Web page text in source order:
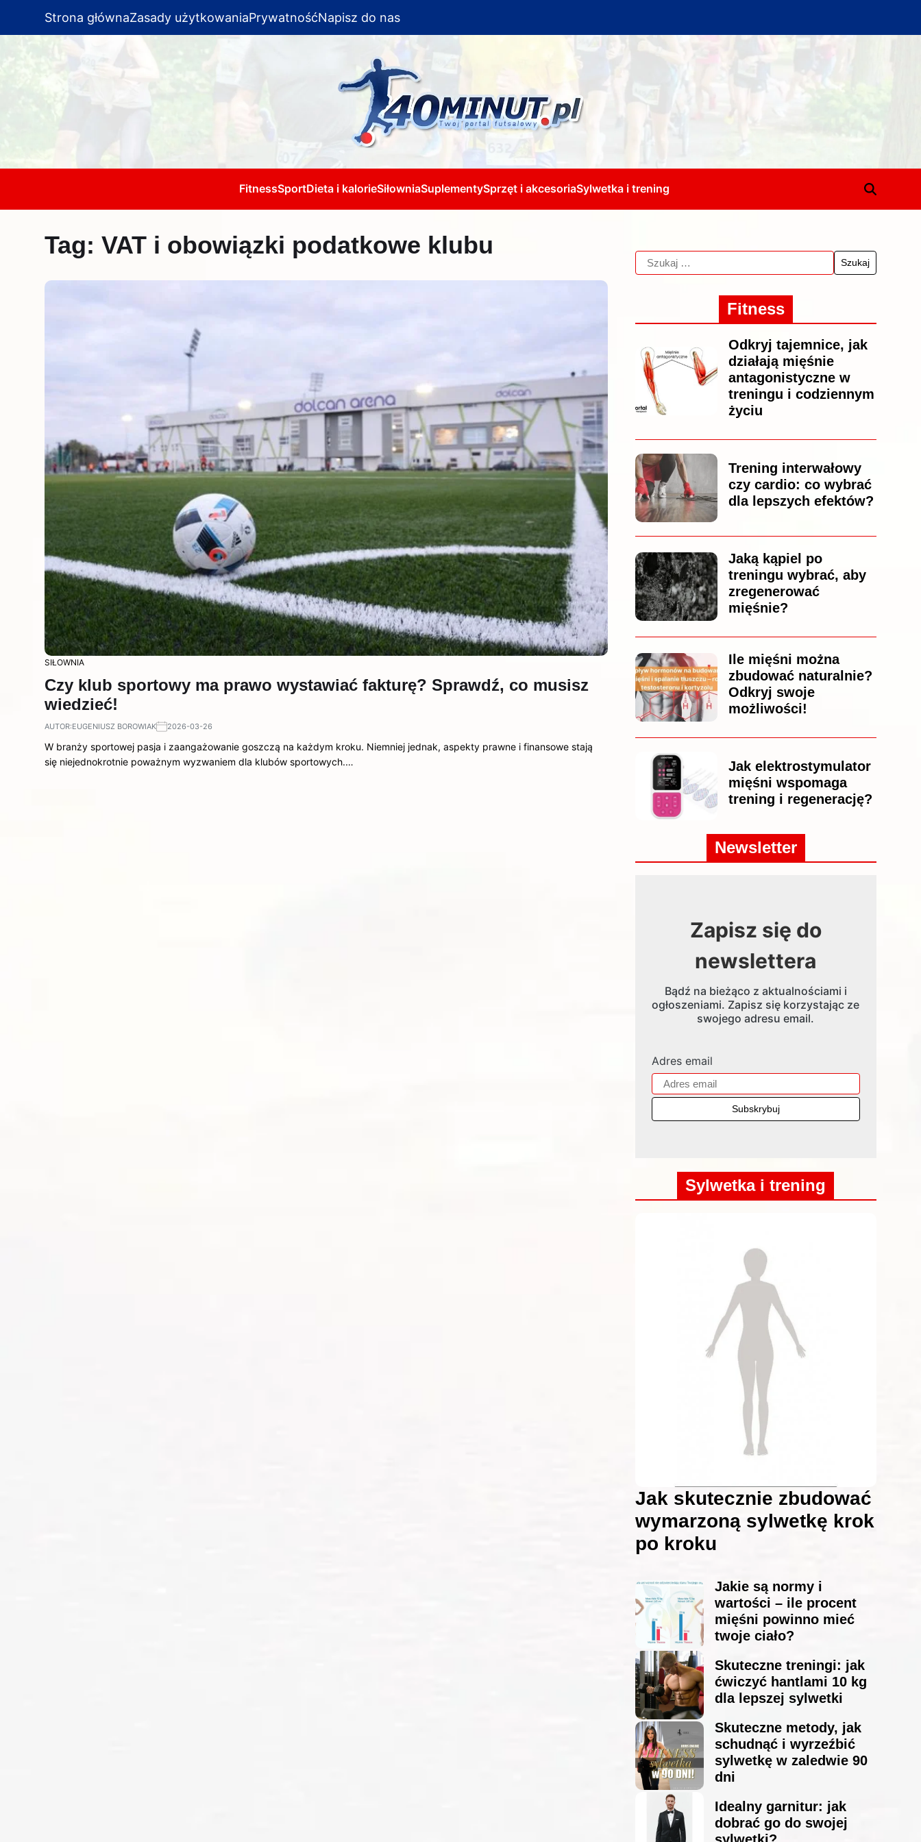
Strona głównaZasady użytkowaniaPrywatnośćNapisz do nas
FitnessSportDieta i kalorieSiłowniaSuplementySprzęt i akcesoriaSylwetka i trening
Tag: VAT i obowiązki podatkowe klubu
SIŁOWNIA
Czy klub sportowy ma prawo wystawiać fakturę? Sprawdź, co musisz
wiedzieć!
AUTOR:EUGENIUSZ BOROWIAK 2026-03-26
W branży sportowej pasja i zaangażowanie goszczą na każdym kroku. Niemniej jednak, aspekty prawne i finansowe stają
się niejednokrotnie poważnym wyzwaniem dla klubów sportowych.…
Fitness
Odkryj tajemnice, jak
działają mięśnie
antagonistyczne w
treningu i codziennym
życiu
Trening interwałowy
czy cardio: co wybrać
dla lepszych efektów?
Jaką kąpiel po
treningu wybrać, aby
zregenerować
mięśnie?
Ile mięśni można
zbudować naturalnie?
Odkryj swoje
możliwości!
Jak elektrostymulator
mięśni wspomaga
trening i regenerację?
Newsletter
Zapisz się do
newslettera
Bądź na bieżąco z aktualnościami i
ogłoszeniami. Zapisz się korzystając ze
swojego adresu email.
Adres email
Sylwetka i trening
Jak skutecznie zbudować
wymarzoną sylwetkę krok
po kroku
Jakie są normy i
wartości – ile procent
mięśni powinno mieć
twoje ciało?
Skuteczne treningi: jak
ćwiczyć hantlami 10 kg
dla lepszej sylwetki
Skuteczne metody, jak
schudnąć i wyrzeźbić
sylwetkę w zaledwie 90
dni
Idealny garnitur: jak
dobrać go do swojej